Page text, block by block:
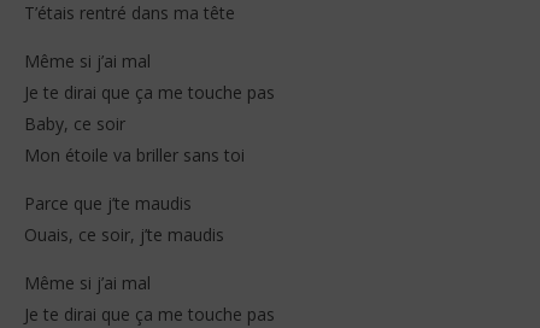
T’étais rentré dans ma tête
Même si j’ai mal
Je te dirai que ça me touche pas
Baby, ce soir
Mon étoile va briller sans toi
Parce que j’te maudis
Ouais, ce soir, j’te maudis
Même si j’ai mal
Je te dirai que ça me touche pas